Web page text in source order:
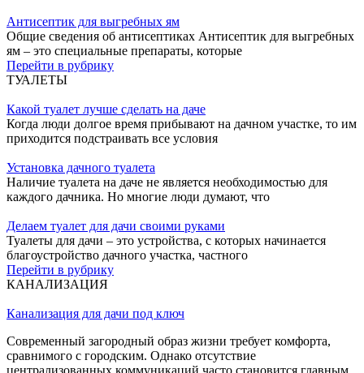
Антисептик для выгребных ям
Общие сведения об антисептиках Антисептик для выгребных
ям – это специальные препараты, которые
Перейти в рубрику
ТУАЛЕТЫ
Какой туалет лучше сделать на даче
Когда люди долгое время прибывают на дачном участке, то им
приходится подстраивать все условия
Установка дачного туалета
Наличие туалета на даче не является необходимостью для
каждого дачника. Но многие люди думают, что
Делаем туалет для дачи своими руками
Туалеты для дачи – это устройства, с которых начинается
благоустройство дачного участка, частного
Перейти в рубрику
КАНАЛИЗАЦИЯ
Канализация для дачи под ключ
Современный загородный образ жизни требует комфорта,
сравнимого с городским. Однако отсутствие
централизованных коммуникаций часто становится главным